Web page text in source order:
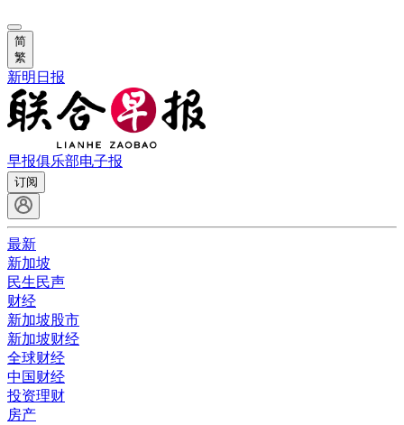
简
繁
新明日报
早报俱乐部电子报
订阅
最新
新加坡
民生民声
财经
新加坡股市
新加坡财经
全球财经
中国财经
投资理财
房产